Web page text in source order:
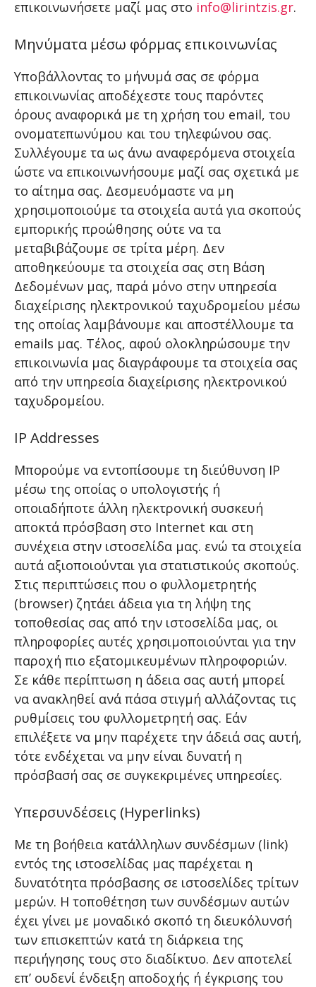
επικοινωνήσετε μαζί μας στο info@lirintzis.gr.
Μηνύματα μέσω φόρμας επικοινωνίας
Υποβάλλοντας το μήνυμά σας σε φόρμα
επικοινωνίας αποδέχεστε τους παρόντες
όρους αναφορικά με τη χρήση του email, του
ονοματεπωνύμου και του τηλεφώνου σας.
Συλλέγουμε τα ως άνω αναφερόμενα στοιχεία
ώστε να επικοινωνήσουμε μαζί σας σχετικά με
το αίτημα σας. Δεσμευόμαστε να μη
χρησιμοποιούμε τα στοιχεία αυτά για σκοπούς
εμπορικής προώθησης ούτε να τα
μεταβιβάζουμε σε τρίτα μέρη. Δεν
αποθηκεύουμε τα στοιχεία σας στη Βάση
Δεδομένων μας, παρά μόνο στην υπηρεσία
διαχείρισης ηλεκτρονικού ταχυδρομείου μέσω
της οποίας λαμβάνουμε και αποστέλλουμε τα
emails μας. Τέλος, αφού ολοκληρώσουμε την
επικοινωνία μας διαγράφουμε τα στοιχεία σας
από την υπηρεσία διαχείρισης ηλεκτρονικού
ταχυδρομείου.
IP Addresses
Μπορούμε να εντοπίσουμε τη διεύθυνση IP
μέσω της οποίας ο υπολογιστής ή
οποιαδήποτε άλλη ηλεκτρονική συσκευή
αποκτά πρόσβαση στο Internet και στη
συνέχεια στην ιστοσελίδα μας. ενώ τα στοιχεία
αυτά αξιοποιούνται για στατιστικούς σκοπούς.
Στις περιπτώσεις που ο φυλλομετρητής
(browser) ζητάει άδεια για τη λήψη της
τοποθεσίας σας από την ιστοσελίδα μας, οι
πληροφορίες αυτές χρησιμοποιούνται για την
παροχή πιο εξατομικευμένων πληροφοριών.
Σε κάθε περίπτωση η άδεια σας αυτή μπορεί
να ανακληθεί ανά πάσα στιγμή αλλάζοντας τις
ρυθμίσεις του φυλλομετρητή σας. Εάν
επιλέξετε να μην παρέχετε την άδειά σας αυτή,
τότε ενδέχεται να μην είναι δυνατή η
πρόσβασή σας σε συγκεκριμένες υπηρεσίες.
Υπερσυνδέσεις (Hyperlinks)
Με τη βοήθεια κατάλληλων συνδέσμων (link)
εντός της ιστοσελίδας μας παρέχεται η
δυνατότητα πρόσβασης σε ιστοσελίδες τρίτων
μερών. Η τοποθέτηση των συνδέσμων αυτών
έχει γίνει με μοναδικό σκοπό τη διευκόλυνσή
των επισκεπτών κατά τη διάρκεια της
περιήγησης τους στο διαδίκτυο. Δεν αποτελεί
επ’ ουδενί ένδειξη αποδοχής ή έγκρισης του